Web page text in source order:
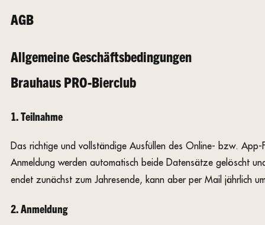
AGB
Allgemeine Geschäftsbedingungen
Brauhaus PRO-Bierclub
1. Teilnahme
Das richtige und vollständige Ausfüllen des Online- bzw. App-
Anmeldung werden automatisch beide Datensätze gelöscht
endet zunächst zum Jahresende, kann aber per Mail jährlich
2. Anmeldung